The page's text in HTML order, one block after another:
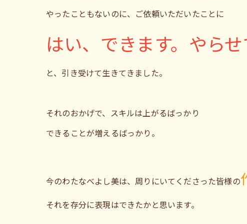
やったこともないのに、ご依頼いただいたことに
はい、できます。やらせ
と、引き受けて生きてきました。
それのおかげで、スキルは上がるばっかり
できることが増えるばっかり。
今のわたなべよし美は、周りにいてくださった皆様の
それを存分に表現はできたかと思います。